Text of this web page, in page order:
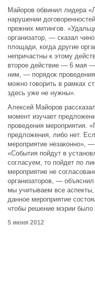
Майоров обвинил лидера
нарушении
прежних митингов.
организатор, — сказал
площади, когда другие
непричастны к этому
второе действие — 6 мая
ним, — порядок
можно говорить в рамках
здесь уже не нужны».
Алексей Майоров
момент изучает
проведения мероприятия.
предложения, либо нет.
мероприятие незаконно»,
«События пойдут в
согласуем, то пойдет по
мероприятие не
организаторов, —
мы учитываем все
данное мероприятие
чтобы решение мэрии было
5 июня 2012